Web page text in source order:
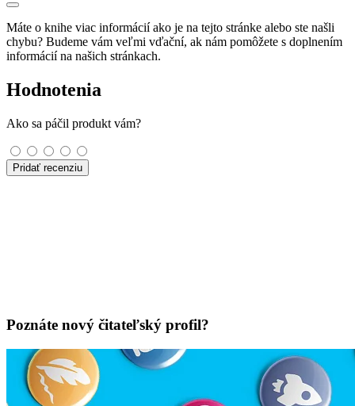
Máte o knihe viac informácií ako je na tejto stránke alebo ste našli
chybu? Budeme vám veľmi vďační, ak nám pomôžete s doplnením
informácií na našich stránkach.
Hodnotenia
Ako sa páčil produkt vám?
Pridať recenziu
Poznáte nový čitateľský profil?